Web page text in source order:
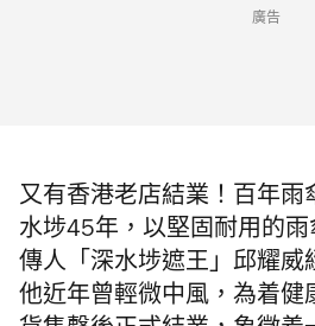
廣告
又有香港老店結業！百年雨
水埗45年，以堅固耐用的
傳人「深水埗遮王」邱耀威
他近年曾輕微中風，為着健